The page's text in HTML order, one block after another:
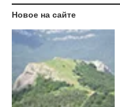
Новое на сайте